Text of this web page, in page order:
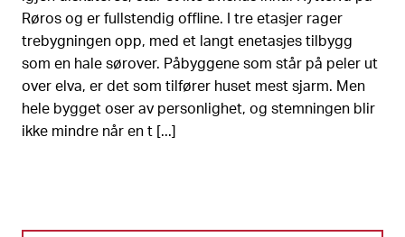
Røros og er fullstendig offline. I tre etasjer rager
trebygningen opp, med et langt enetasjes tilbygg
som en hale sørover. Påbyggene som står på peler ut
over elva, er det som tilfører huset mest sjarm. Men
hele bygget oser av personlighet, og stemningen blir
ikke mindre når en t [...]